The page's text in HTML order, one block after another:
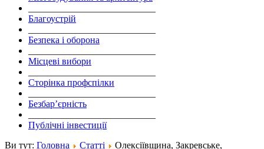
Благоустрій
Безпека і оборона
Місцеві вибори
Сторінка профспілки
Безбар’єрність
Публічні інвестиції
Ви тут: Головна Статті
Олексіївщина, Закревське,